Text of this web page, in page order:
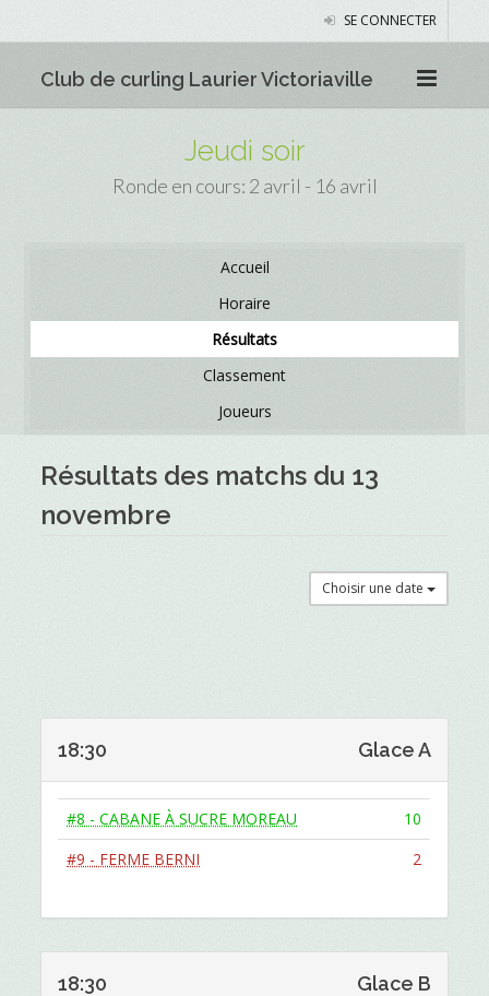
SE CONNECTER
Club de curling Laurier Victoriaville
Jeudi soir
Ronde en cours: 2 avril - 16 avril
Accueil
Horaire
Résultats
Classement
Joueurs
Résultats des matchs du 13
novembre
Choisir une date
18:30 Glace A
#8 - CABANE À SUCRE MOREAU
10
#9 - FERME BERNI
2
18:30 Glace B